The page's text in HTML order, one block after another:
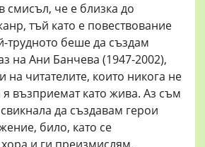
смисъл, че е близка до
тъй като е повествование
трудното беше да създам
на Ани Банчева (1947-2002),
на читателите, които никога не
възприемат като жива. Аз съм
да създавам герои
било, като се